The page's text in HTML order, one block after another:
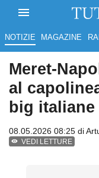
NOTIZIE MAGAZINE
Meret-
al
big italiane
08.05.2026 08:25 di
VEDI LETTURE